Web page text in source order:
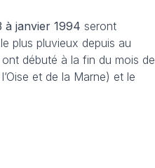
à janvier 1994 seront
plus pluvieux depuis au
débuté à la fin du mois de
et de la Marne) et le